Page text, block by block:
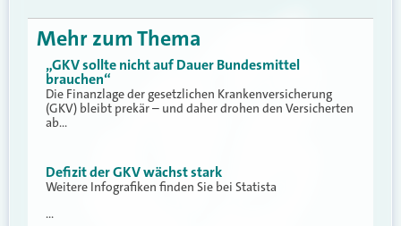
Mehr zum Thema
„GKV sollte nicht auf Dauer Bundesmittel
brauchen“
Die Finanzlage der gesetzlichen Krankenversicherung
(GKV) bleibt prekär – und daher drohen den Versicherten
ab…
Defizit der GKV wächst stark
Weitere Infografiken finden Sie bei Statista
…